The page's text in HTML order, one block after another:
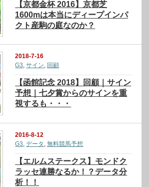
【京都金杯 2016】京都芝
1600mは本当にディープインパ
クト産駒の庭なのか？
2018-7-16
G3,サイン, 回顧
【函館記念 2018】回顧｜サイン
予想｜七夕賞からのサインを重
視するも・・・
2016-8-12
G3 ,データ ,無料競馬予想
【エルムステークス】モンドク
ラッセ連勝なるか！？データ分
析！！